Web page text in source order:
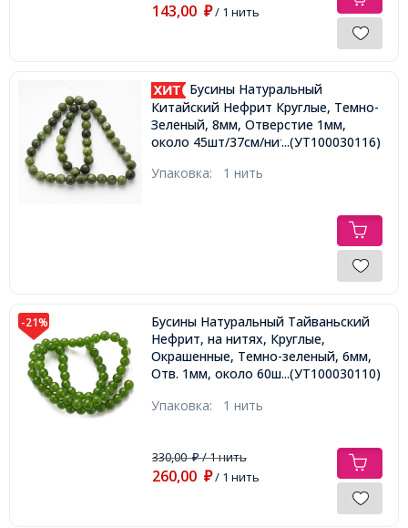
143,00 ₽/ 1 нить
Бусины Натуральный
Китайский Нефрит Круглые, Темно-
Зеленый, 8мм, Отверстие 1мм,
около 45шт/37см/нить,...(УТ100030116)
Упаковка: 1 нить
-21%
Бусины Натуральный Тайваньский
Нефрит, на нитях, Круглые,
Окрашенные, Темно-зеленый, 6мм,
Отв. 1мм, около 60шт/37.5см/нить,
...(УТ100030110)
Упаковка: 1 нить
330,00₽/ 1 нить
260,00 ₽/ 1 нить